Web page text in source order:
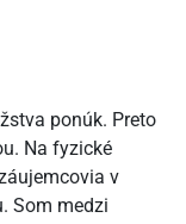
ponúk. Preto
Na fyzické
v
Som medzi